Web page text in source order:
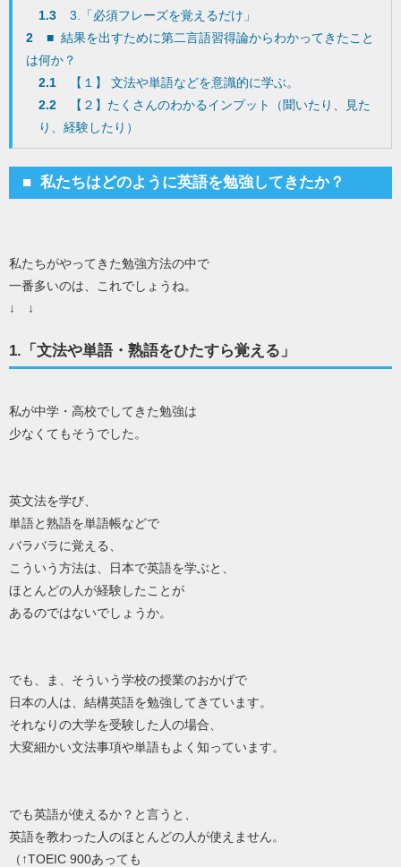
1.3
3.「必須フレーズを覚えるだけ」
2
■ 結果を出すために第二言語習得論からわかってきたこと
は何か？
2.1
【１】 文法や単語などを意識的に学ぶ。
2.2
【２】たくさんのわかるインプット（聞いたり、見た
り、経験したり）
■ 私たちはどのように英語を勉強してきたか？
私たちがやってきた勉強方法の中で
一番多いのは、これでしょうね。
↓ ↓
1.「文法や単語・熟語をひたすら覚える」
私が中学・高校でしてきた勉強は
少なくてもそうでした。
英文法を学び、
単語と熟語を単語帳などで
バラバラに覚える、
こういう方法は、日本で英語を学ぶと、
ほとんどの人が経験したことが
あるのではないでしょうか。
でも、ま、そういう学校の授業のおかげで
日本の人は、結構英語を勉強してきています。
それなりの大学を受験した人の場合、
大変細かい文法事項や単語もよく知っています。
でも英語が使えるか？と言うと、
英語を教わった人のほとんどの人が使えません。
（↑TOEIC 900あっても